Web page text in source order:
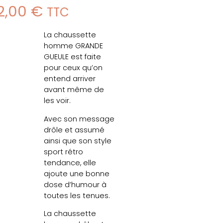
€ TTC
La chaussette
homme GRANDE
GUEULE est faite
pour ceux qu’on
entend arriver
avant même de
les voir.
Avec son message
drôle et assumé
ainsi que son style
sport rétro
tendance, elle
ajoute une bonne
dose d’humour à
toutes les tenues.
La chaussette